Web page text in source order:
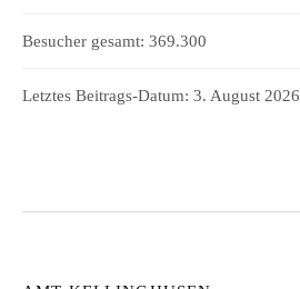
Besucher gesamt: 369.300
Letztes Beitrags-Datum: 3. August 2026